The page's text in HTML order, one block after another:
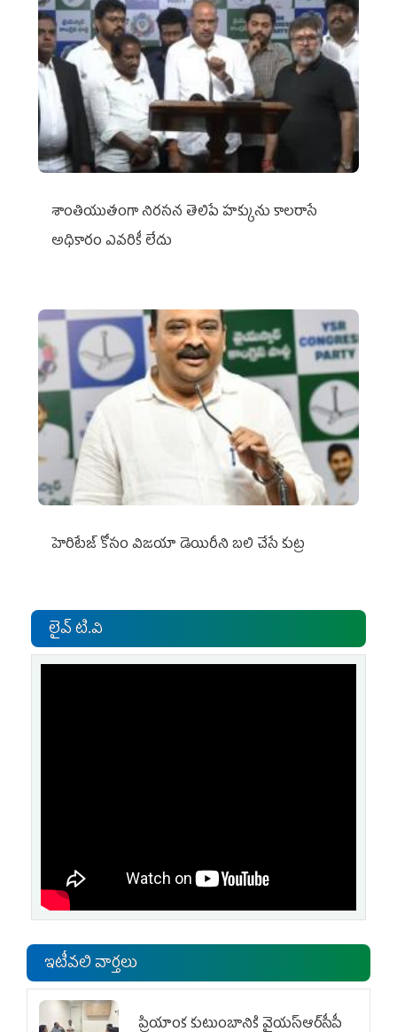
శాంతియుతంగా నిరసన తెలిపే హక్కును కాలరాసే
అధికారం ఎవరికీ లేదు
హెరిటేజ్ కోసం విజయా డెయిరీని బలి చేసే కుట్ర‌
లైవ్ టి.వి
ఇటీవలి వార్తలు
ప్రియాంక కుటుంబానికి వైయ‌స్ఆర్‌సీపీ